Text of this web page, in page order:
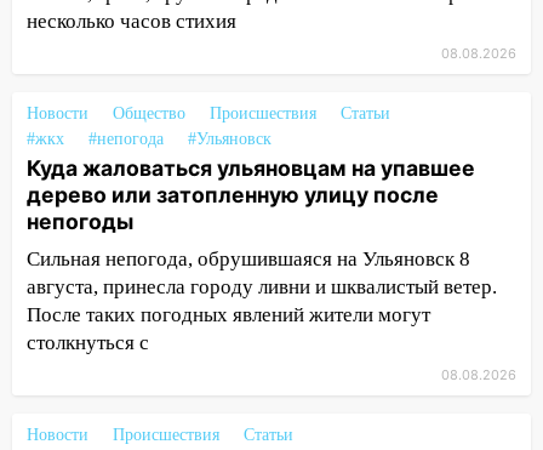
15:17 В колледжи и техникумы
Ульяновской области подали более 10
15:04
Фоторепортаж с улиц Ульяновска
после шторма: поваленные деревья и
затопленные улицы
14:28 Ураган вырвал остановку на улице
Деева в Заволжье
14:26 Жители Ульяновска сами
пытаются расчистить ливнёвки, не
дождавшись коммунальщиков
Шторм продолжает ломать город:
светофор
несколько часов стихия
08.08.2026
Новости Общество Происшествия
Статьи
#жкх
#непогода #Ульяновск
Куда жаловаться ульяновцам на упавшее
дерево или затопленную улицу после
непогоды
Сильная непогода, обрушившаяся на Ульяновск 8
августа, принесла городу ливни и шквалистый ветер.
После таких погодных явлений жители могут
столкнуться с
08.08.2026
Новости Происшествия
Статьи